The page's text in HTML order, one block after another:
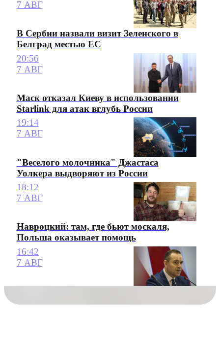
7 АВГ
В Сербии назвали визит Зеленского в
Белград местью ЕС
20:56
7 АВГ
Маск отказал Киеву в использовании
Starlink для атак вглубь России
19:14
7 АВГ
"Веселого молочника" Джастаса
Уолкера выдворяют из России
18:12
7 АВГ
Навроцкий: там, где бьют москаля,
Польша оказывает помощь
16:42
7 АВГ